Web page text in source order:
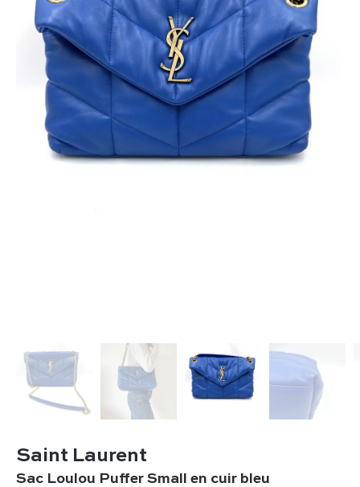
Saint Laurent
Sac Loulou Puffer Small en cuir bleu